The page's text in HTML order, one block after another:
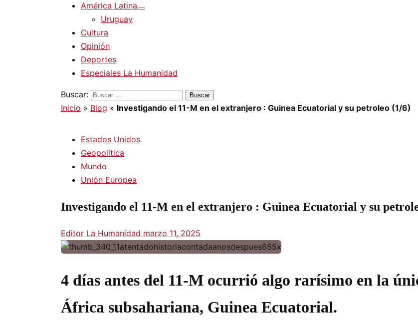
América Latina
Uruguay
Cultura
Opinión
Deportes
Especiales La Humanidad
Buscar:
Inicio » Blog » Investigando el 11-M en el extranjero : Guinea Ecuatorial y su petroleo (1/6)
Estados Unidos
Geopolítica
Mundo
Unión Europea
Investigando el 11-M en el extranjero : Guinea Ecuatorial y su
Editor La Humanidad marzo 11, 2025
4 días antes del 11-M ocurrió algo rarísimo en la
África subsahariana, Guinea Ecuatorial.